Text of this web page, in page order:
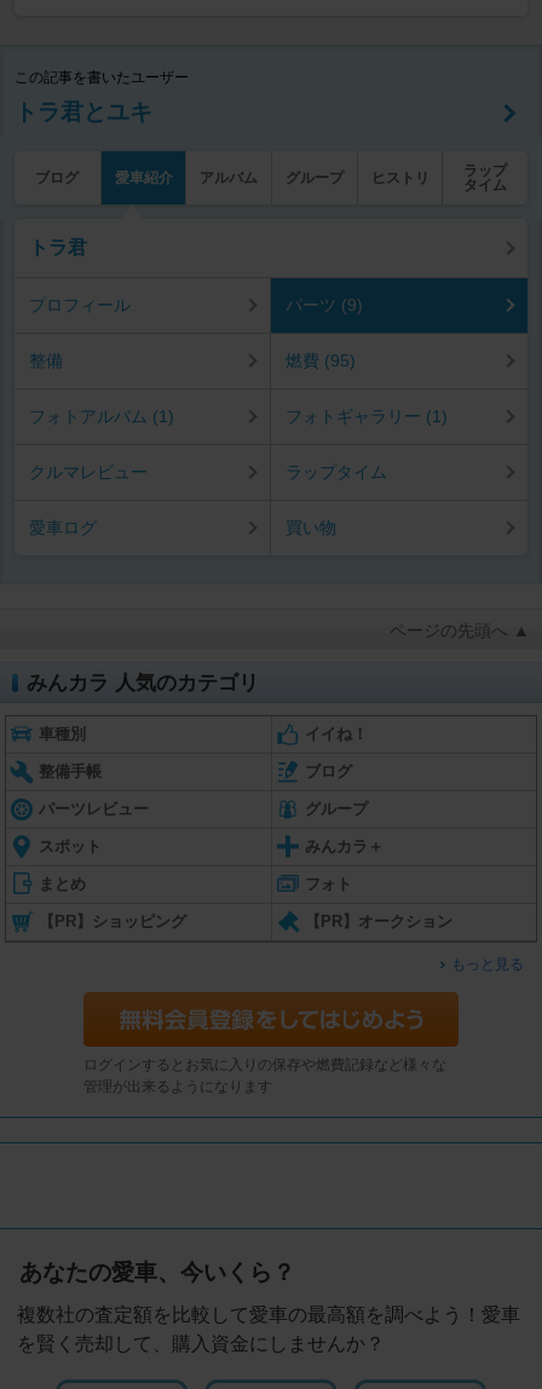
この記事を書いたユーザー
トラ君とユキ
ブログ 愛車紹介 アルバム グループ ヒストリ
ラップ
タイム
トラ君
プロフィール パーツ (9)
整備 燃費 (95)
フォトアルバム (1) フォトギャラリー (1)
クルマレビュー ラップタイム
愛車ログ 買い物
ページの先頭へ ▲
みんカラ 人気のカテゴリ
車種別 イイね！
整備手帳 ブログ
パーツレビュー グループ
スポット みんカラ＋
まとめ フォト
【PR】ショッピング 【PR】オークション
もっと見る
ログインするとお気に入りの保存や燃費記録など様々な
管理が出来るようになります
あなたの愛車、今いくら？
複数社の査定額を比較して愛車の最高額を調べよう！愛車
を賢く売却して、購入資金にしませんか？